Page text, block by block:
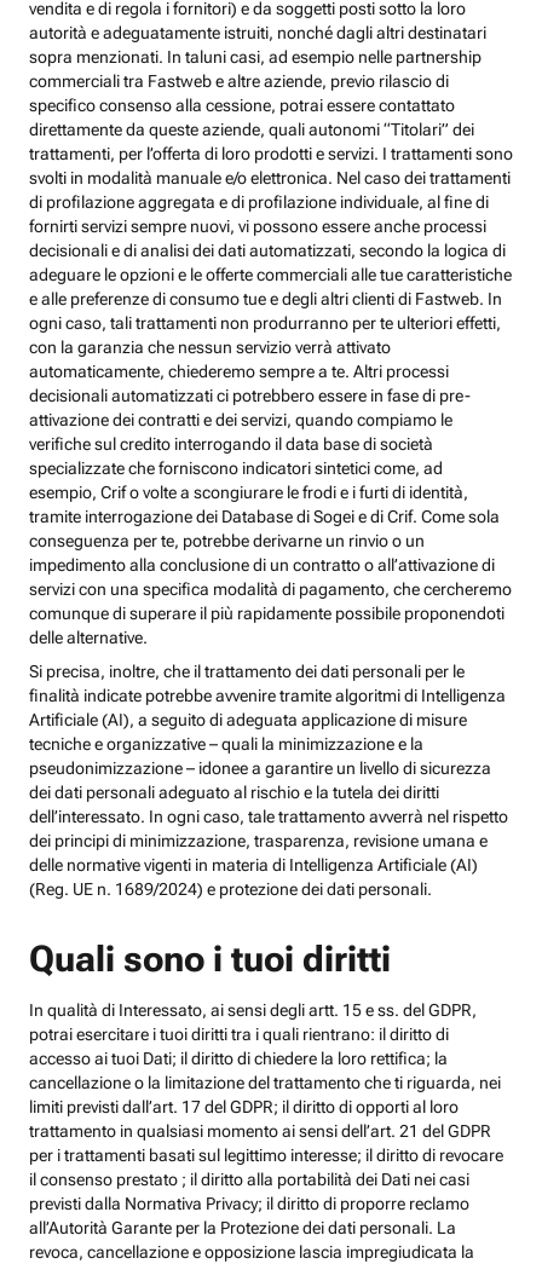
vendita e di regola i fornitori) e da soggetti posti sotto la loro
autorità e adeguatamente istruiti, nonché dagli altri destinatari
sopra menzionati. In taluni casi, ad esempio nelle partnership
commerciali tra Fastweb e altre aziende, previo rilascio di
specifico consenso alla cessione, potrai essere contattato
direttamente da queste aziende, quali autonomi “Titolari” dei
trattamenti, per l’offerta di loro prodotti e servizi. I trattamenti sono
svolti in modalità manuale e/o elettronica. Nel caso dei trattamenti
di profilazione aggregata e di profilazione individuale, al fine di
fornirti servizi sempre nuovi, vi possono essere anche processi
decisionali e di analisi dei dati automatizzati, secondo la logica di
adeguare le opzioni e le offerte commerciali alle tue caratteristiche
e alle preferenze di consumo tue e degli altri clienti di Fastweb. In
ogni caso, tali trattamenti non produrranno per te ulteriori effetti,
con la garanzia che nessun servizio verrà attivato
automaticamente, chiederemo sempre a te. Altri processi
decisionali automatizzati ci potrebbero essere in fase di pre-
attivazione dei contratti e dei servizi, quando compiamo le
verifiche sul credito interrogando il data base di società
specializzate che forniscono indicatori sintetici come, ad
esempio, Crif o volte a scongiurare le frodi e i furti di identità,
tramite interrogazione dei Database di Sogei e di Crif. Come sola
conseguenza per te, potrebbe derivarne un rinvio o un
impedimento alla conclusione di un contratto o all’attivazione di
servizi con una specifica modalità di pagamento, che cercheremo
comunque di superare il più rapidamente possibile proponendoti
delle alternative.
Si precisa, inoltre, che il trattamento dei dati personali per le
finalità indicate potrebbe avvenire tramite algoritmi di Intelligenza
Artificiale (AI), a seguito di adeguata applicazione di misure
tecniche e organizzative – quali la minimizzazione e la
pseudonimizzazione – idonee a garantire un livello di sicurezza
dei dati personali adeguato al rischio e la tutela dei diritti
dell’interessato. In ogni caso, tale trattamento avverrà nel rispetto
dei principi di minimizzazione, trasparenza, revisione umana e
delle normative vigenti in materia di Intelligenza Artificiale (AI)
(Reg. UE n. 1689/2024) e protezione dei dati personali.
Quali sono i tuoi diritti
In qualità di Interessato, ai sensi degli artt. 15 e ss. del GDPR,
potrai esercitare i tuoi diritti tra i quali rientrano: il diritto di
accesso ai tuoi Dati; il diritto di chiedere la loro rettifica; la
cancellazione o la limitazione del trattamento che ti riguarda, nei
limiti previsti dall’art. 17 del GDPR; il diritto di opporti al loro
trattamento in qualsiasi momento ai sensi dell’art. 21 del GDPR
per i trattamenti basati sul legittimo interesse; il diritto di revocare
il consenso prestato ; il diritto alla portabilità dei Dati nei casi
previsti dalla Normativa Privacy; il diritto di proporre reclamo
all’Autorità Garante per la Protezione dei dati personali. La
revoca, cancellazione e opposizione lascia impregiudicata la